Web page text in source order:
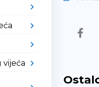
vijeća